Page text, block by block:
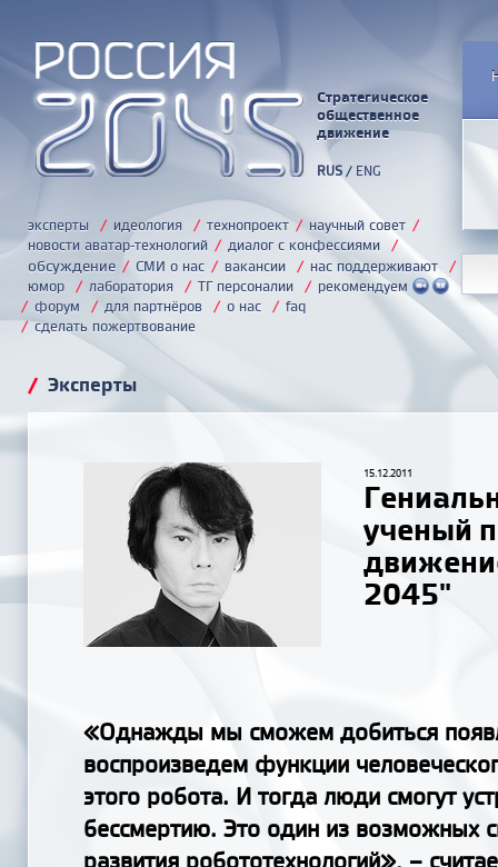
Стратегическое
общественное
движение
RUS/ ENG
эксперты / идеология / технопроект / научный совет /
новости аватар-технологий / диалог с конфессиями /
обсуждение / СМИ о нас / вакансии / нас поддерживают /
юмор / лаборатория / ТГ персоналии / рекомендуем
/ форум / для партнёров / о нас / faq
/ сделать пожертвование
/ Эксперты
15.12.2011
ученый
2045"
«Однажды мы сможем добиться
воспроизведем функции
этого робота. И тогда люди смогут
бессмертию. Это один из возможных